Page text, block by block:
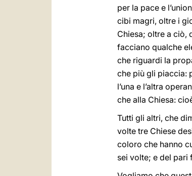
per la pace e
cibi magri, oltre i
Chiesa; oltre a ciò,
facciano qualche
che riguardi la
che più gli piaccia:
l’una e l’altra
che alla Chiesa:
Tutti gli altri, che
volte tre Chiese
coloro che hanno
sei volte; e del pari